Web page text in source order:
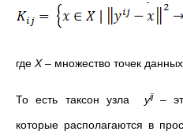
где X– множество точек данных,
То есть таксон узла yij–
которые располагаются в